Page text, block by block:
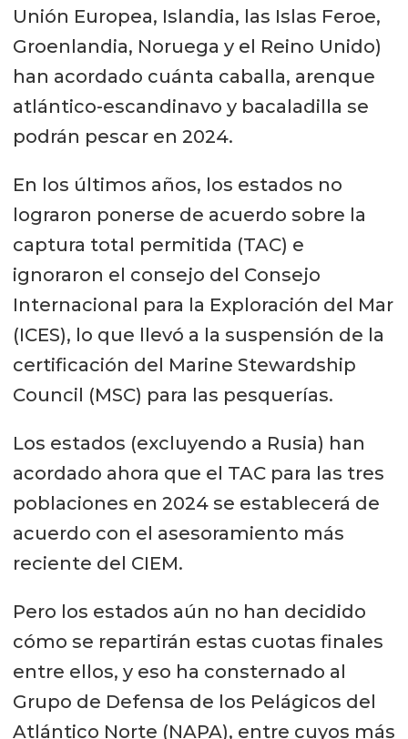
Unión Europea, Islandia, las Islas Feroe,
Groenlandia, Noruega y el Reino Unido)
han acordado cuánta caballa, arenque
atlántico-escandinavo y bacaladilla se
podrán pescar en 2024.
En los últimos años, los estados no
lograron ponerse de acuerdo sobre la
captura total permitida (TAC) e
ignoraron el consejo del Consejo
Internacional para la Exploración del Mar
(ICES), lo que llevó a la suspensión de la
certificación del Marine Stewardship
Council (MSC) para las pesquerías.
Los estados (excluyendo a Rusia) han
acordado ahora que el TAC para las tres
poblaciones en 2024 se establecerá de
acuerdo con el asesoramiento más
reciente del CIEM.
Pero los estados aún no han decidido
cómo se repartirán estas cuotas finales
entre ellos, y eso ha consternado al
Grupo de Defensa de los Pelágicos del
Atlántico Norte (NAPA), entre cuyos más